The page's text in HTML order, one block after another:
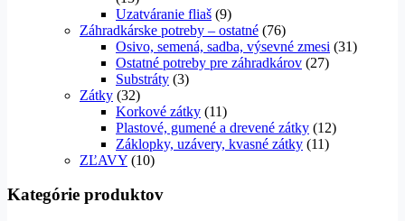
Uzatváranie fliaš (9)
Záhradkárske potreby – ostatné (76)
Osivo, semená, sadba, výsevné zmesi (31)
Ostatné potreby pre záhradkárov (27)
Substráty (3)
Zátky (32)
Korkové zátky (11)
Plastové, gumené a drevené zátky (12)
Záklopky, uzávery, kvasné zátky (11)
ZĽAVY (10)
Kategórie produktov